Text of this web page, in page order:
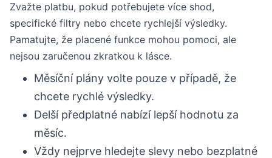
Zvažte platbu, pokud potřebujete více shod,
specifické filtry nebo chcete rychlejší výsledky.
Pamatujte, že placené funkce mohou pomoci, ale
nejsou zaručenou zkratkou k lásce.
Měsíční plány volte pouze v případě, že
chcete rychlé výsledky.
Delší předplatné nabízí lepší hodnotu za
měsíc.
Vždy nejprve hledejte slevy nebo bezplatné